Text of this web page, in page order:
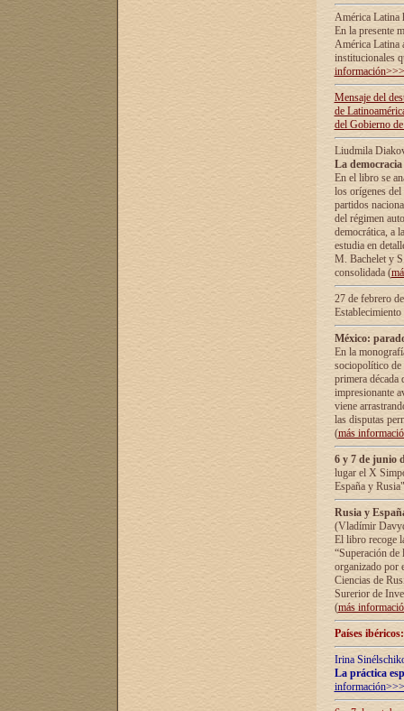
América Latina
En la presente
América Latina
institucionales
información>>>
Mensaje del
de
del Gobierno
Liudmila
La
En el libro se
los orígenes
partidos
del régimen
democrática, а
estudia en
М. Bachelet у
consolidada (
27 de febrero
México:
En la
sociopolítico de
primera década
impresionante
viene
las disputas
(más
6 y 7 de junio
lugar el X
España y
Rusia y
(Vladímir
El libro recoge
“Superación
organizado por
Ciencias de
Surerior de
(más
Países
Irina
La práctica
información>>>